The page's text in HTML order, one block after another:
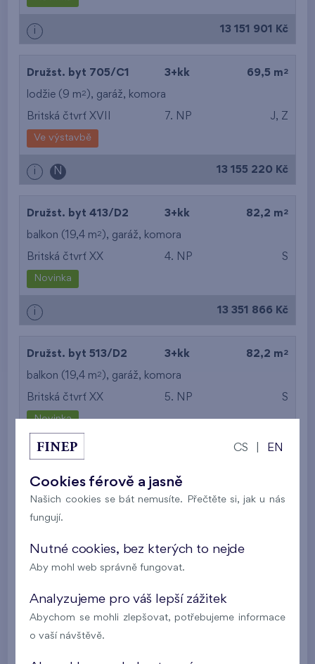
i 13 151 901 Kč
Družst. byt 705/C1 3+kk 69,5 m 2
lodžie (9 m2 ), garáž, komora
Britská čtvrť XVII 7. NP J, Z
Ve výstavbě
i N 13 155 220 Kč
Družst. byt 413/D2 3+kk 82,2 m 2
balkon (19,4 m2 ), garáž, komora
Britská čtvrť XX 4. NP S
Novinka
i 13 351 866 Kč
Družst. byt 513/D2 3+kk 82,2 m 2
balkon (19,4 m2 ), garáž, komora
Britská čtvrť XX 5. NP S
Novinka
13 451 854 Kč
Družst. byt 703/D1 3+kk 76,9 m
lodžie (8,6 m
i N 13 676 581 Kč
Družst. byt 803/D1
CS EN
Cookies férově a jasně
Našich cookies se bát nemusíte. Přečtěte si, jak u nás
fungují.
Nutné cookies, bez kterých to nejde
Aby mohl web správně fungovat.
Analyzujeme pro váš lepší zážitek
Abychom se mohli zlepšovat, potřebujeme informace
o vaší návštěvě.